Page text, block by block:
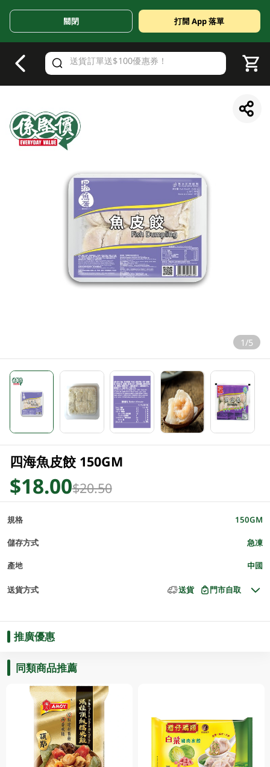
Valid Until 30 June 2026
關閉 打開 App 落單
1/5
四海魚皮餃 150GM
$18.00$20.50
規格 150GM
儲存方式 急凍
產地 中國
送貨方式 送貨 門市自取
推廣優惠
同類商品推薦